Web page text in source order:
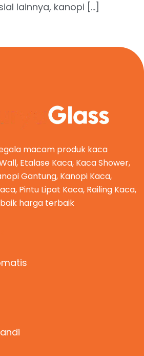
lainnya, kanopi […]
macam produk kaca
Etalase Kaca, Kaca Shower,
Gantung, Kanopi Kaca,
Pintu Lipat Kaca, Railing Kaca,
harga terbaik